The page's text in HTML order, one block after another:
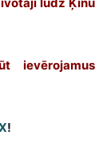
ievērojamus
!